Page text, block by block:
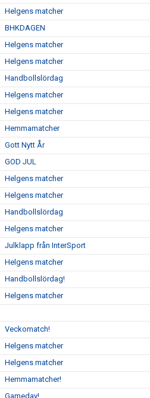
Helgens matcher
BHKDAGEN
Helgens matcher
Helgens matcher
Handbollslördag
Helgens matcher
Helgens matcher
Hemmamatcher
Gott Nytt År
GOD JUL
Helgens matcher
Helgens matcher
Handbollslördag
Helgens matcher
Julklapp från InterSport
Helgens matcher
Handbollslördag!
Helgens matcher
Veckomatch!
Helgens matcher
Helgens matcher
Hemmamatcher!
Gameday!